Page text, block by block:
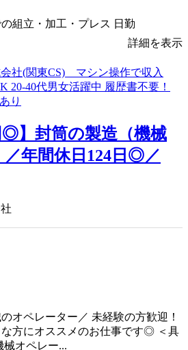
組立・加工・プレス 日勤
詳細を表示
◎】封筒の製造（機械
年間休日124日◎／
オペレーター／ 未経験の方歓迎！
方にオススメのお仕事です◎ ＜具
オペレー...